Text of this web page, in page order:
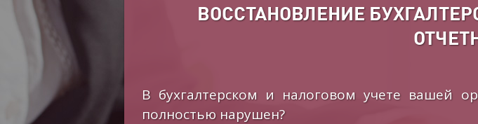
ВОССТАНОВЛЕНИЕ
В бухгалтерском и налоговом учете вашей
полностью нарушен?